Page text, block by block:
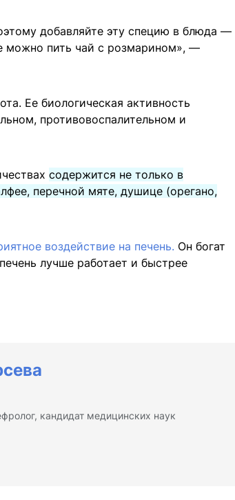
добавляйте эту специю в блюда —
можно пить чай с розмарином», —
Ее биологическая активность
противовоспалительном и
содержится не только в
перечной мяте, душице (орегано,
воздействие на печень. Он богат
лучше работает и быстрее
кандидат медицинских наук